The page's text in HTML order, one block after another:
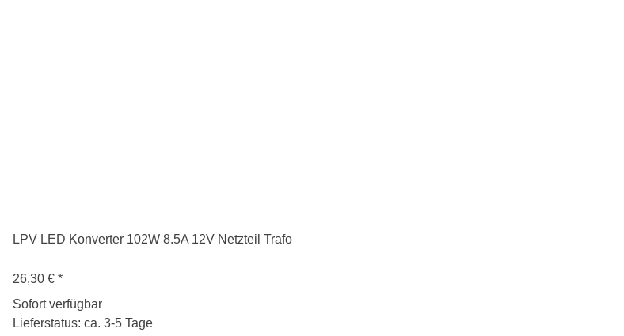
LPV LED Konverter 102W 8.5A 12V Netzteil Trafo
26,30 € *
Sofort verfügbar
Lieferstatus: ca. 3-5 Tage